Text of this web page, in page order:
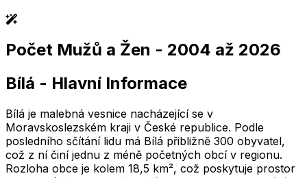
2,005 2,010 2,015 2,020 2,025
2,005 2,010 2,015 2,020 2,025
Počet Mužů a Žen - 2004 až 2026
Bílá - Hlavní Informace
Bílá je malebná vesnice nacházející se v
Moravskoslezském kraji v České republice. Podle
posledního sčítání lidu má Bílá přibližně 300 obyvatel,
což z ní činí jednu z méně početných obcí v regionu.
Rozloha obce je kolem 18,5 km², což poskytuje prostor